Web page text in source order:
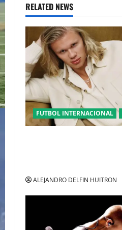
RELATED NEWS
FUTBOL INTERNACIONAL
ALEJANDRO DELFIN HUITRON